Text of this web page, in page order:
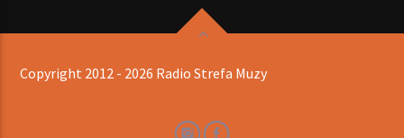
Copyright 2012 - 2026 Radio Strefa Muzy